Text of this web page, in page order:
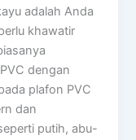
adalah Anda
khawatir
dengan
plafon PVC
dan
putih, abu-